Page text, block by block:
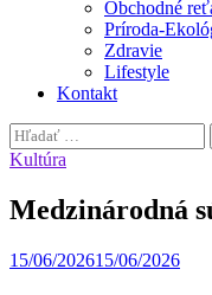
Obchodné
Príroda-
Zdravie
Lifestyle
Kontakt
Hľadať:
Kultúra
Medzinárodná
15/06/202615/06/2026